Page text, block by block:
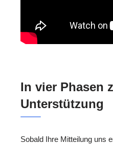
In vier Phasen
Unterstützung
Sobald Ihre Mitteilung uns